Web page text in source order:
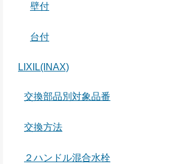
壁付
台付
LIXIL(INAX)
交換部品別対象品番
交換方法
２ハンドル混合水栓